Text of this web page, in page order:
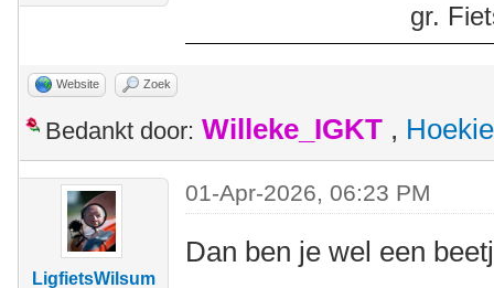
gr.
Website Zoek
Bedankt door: Willeke_IGKT , Hoekie
LigfietsWilsum
01-Apr-2026, 06:23 PM
Dan ben je wel een